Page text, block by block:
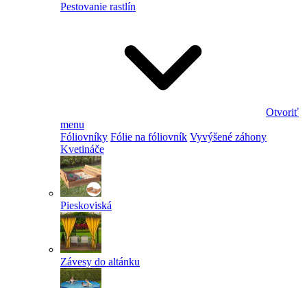
Pestovanie rastlín
Otvoriť
menu
Fóliovníky Fólie na fóliovník Vyvýšené záhony
Kvetináče
Pieskoviská
Závesy do altánku